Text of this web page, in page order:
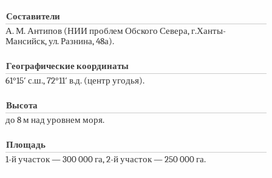
Составители
А. М. Антипов (НИИ проблем Обского Севера, г.Ханты-
Мансийск, ул. Разнина, 48а).
Географические координаты
61°15′ с.ш., 72°11′ в.д. (центр угодья).
Высота
до 8 м над уровнем моря.
Площадь
1-йучасток — 300 000 га,2-йучасток — 250 000 га.